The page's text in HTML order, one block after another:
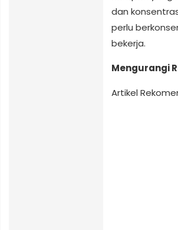
dan
perlu
bekerja.
Mengurangi
Artikel